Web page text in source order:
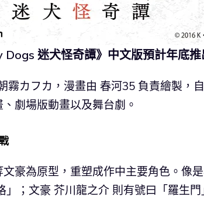
Dogs 迷犬怪奇譚》中文版預計年底推
霧カフカ，漫畫由 春河35 負責繪製，
劇場版動畫以及舞台劇。
豪為原型，重塑成作中主要角色。像
」；文豪 芥川龍之介 則有號曰「羅生